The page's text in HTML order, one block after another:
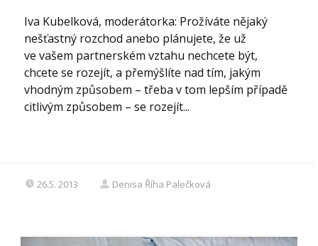
Iva Kubelková, moderátorka: Prožíváte nějaký
nešťastný rozchod anebo plánujete, že už
ve vašem partnerském vztahu nechcete být,
chcete se rozejít, a přemýšlíte nad tím, jakým
vhodným způsobem – třeba v tom lepším případě
citlivým způsobem – se rozejít...
26.5. 2013 Denisa Říha Palečková